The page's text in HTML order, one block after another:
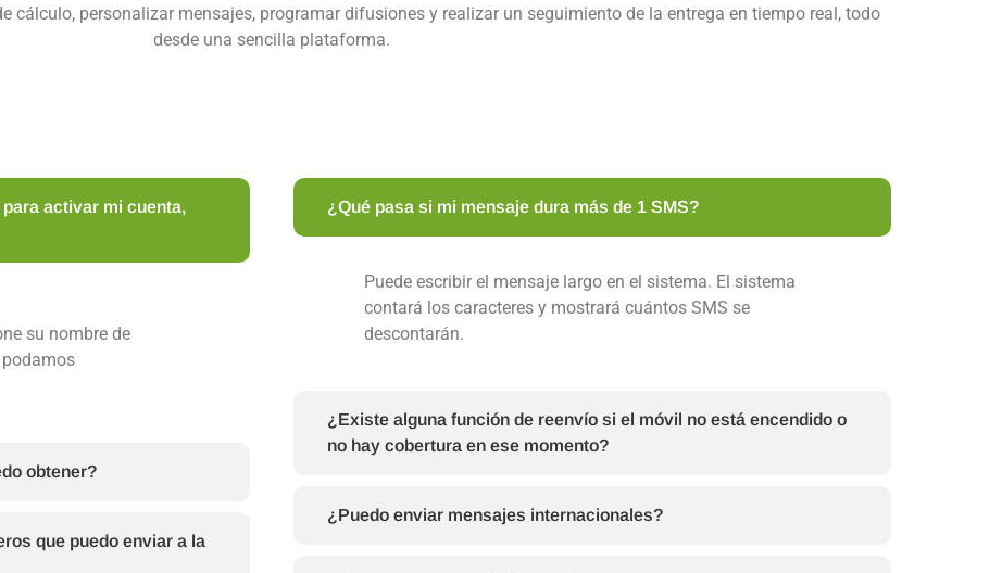
cálculo, personalizar mensajes, programar difusiones y realizar un seguimiento de la entrega en tiempo real, todo
desde una sencilla plataforma.
activar mi cuenta,
su nombre de
obtener?
que puedo enviar a la
¿Qué pasa si mi mensaje dura más de 1 SMS?
Puede escribir el mensaje largo en el sistema. El sistema
contará los caracteres y mostrará cuántos SMS se
descontarán.
¿Existe alguna función de reenvío si el móvil no está encendido o
no hay cobertura en ese momento?
¿Puedo enviar mensajes internacionales?